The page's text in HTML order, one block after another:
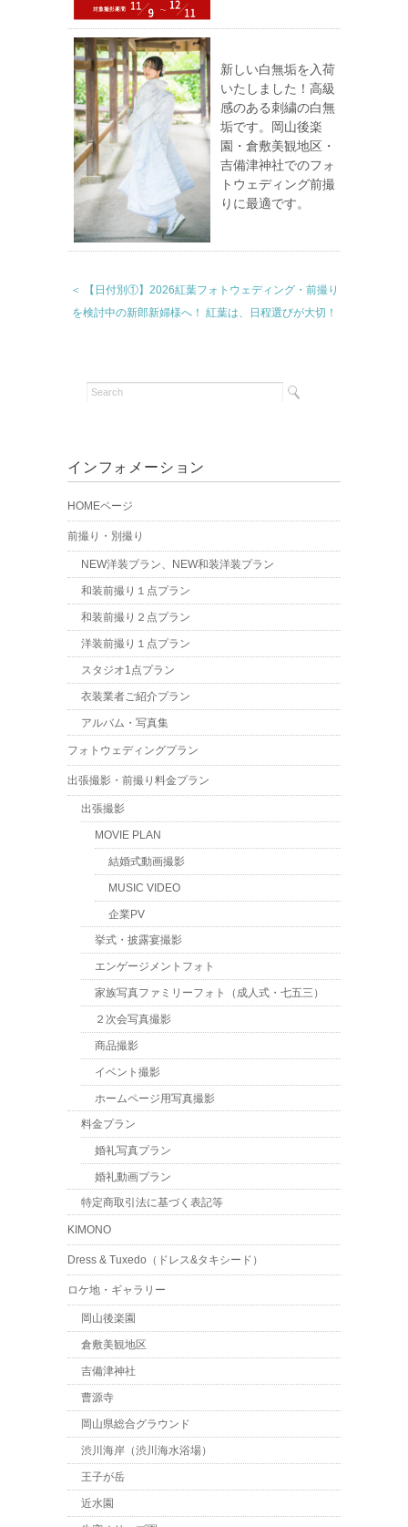
新しい白無垢を入荷
いたしました！高級
感のある刺繍の白無
垢です。岡山後楽
園・倉敷美観地区・
吉備津神社でのフォ
トウェディング前撮
りに最適です。
＜ 【日付別①】2026紅葉フォトウェディング・前撮り
を検討中の新郎新婦様へ！ 紅葉は、日程選びが大切！
インフォメーション
HOMEページ
前撮り・別撮り
NEW洋装プラン、NEW和装洋装プラン
和装前撮り１点プラン
和装前撮り２点プラン
洋装前撮り１点プラン
スタジオ1点プラン
衣装業者ご紹介プラン
アルバム・写真集
フォトウェディングプラン
出張撮影・前撮り料金プラン
出張撮影
MOVIE PLAN
結婚式動画撮影
MUSIC VIDEO
企業PV
挙式・披露宴撮影
エンゲージメントフォト
家族写真ファミリーフォト（成人式・七五三）
２次会写真撮影
商品撮影
イベント撮影
ホームページ用写真撮影
料金プラン
婚礼写真プラン
婚礼動画プラン
特定商取引法に基づく表記等
KIMONO
Dress & Tuxedo（ドレス&タキシード）
ロケ地・ギャラリー
岡山後楽園
倉敷美観地区
吉備津神社
曹源寺
岡山県総合グラウンド
渋川海岸（渋川海水浴場）
王子が岳
近水園